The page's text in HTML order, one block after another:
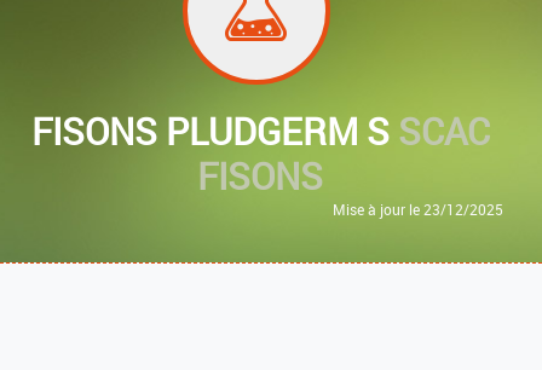
FISONS PLUDGERM SSCAC
FISONS
Mise à jour le 23/12/2025